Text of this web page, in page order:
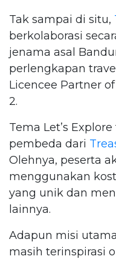
Tak sampai di situ,
berkolaborasi
jenama asal
perlengkapan
Licencee Partner
2.
Tema Let’s
pembeda dari
Olehnya, peserta
menggunakan
yang unik dan
lainnya.
Adapun misi
masih terinspirasi